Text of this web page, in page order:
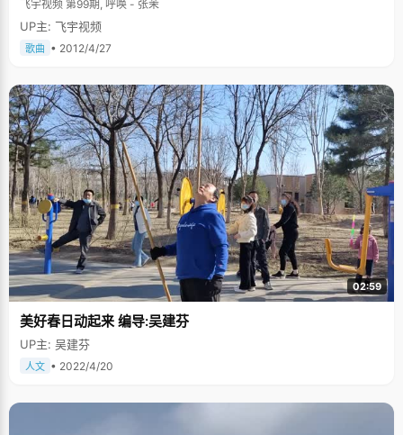
飞宇视频 第99期, 呼唤 - 张茉
UP主: 飞宇视频
歌曲 • 2012/4/27
02:59
美好春日动起来 编导:吴建芬
UP主: 吴建芬
人文 • 2022/4/20